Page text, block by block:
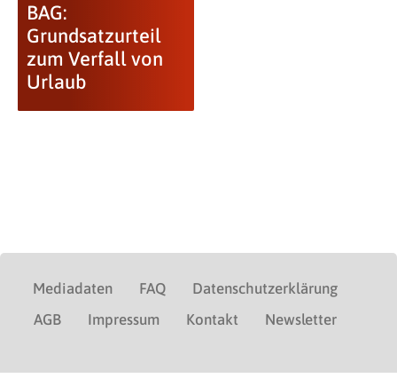
BAG:
Grundsatzurteil
zum Verfall von
Urlaub
Mediadaten FAQ
Datenschutzerklärung
AGB
Impressum Kontakt Newsletter